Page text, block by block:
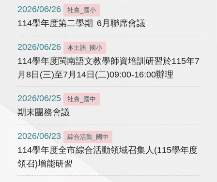
2026/06/26 社會_國小
114學年度第二學期 6月聯席會議
2026/06/26 本土語_國小
114學年度閩南語文教學師資培訓研習於115年7
月8日(三)至7月14日(二)09:00-16:00辦理
2026/06/25 社會_國中
期末團務會議
2026/06/23 綜合活動_國中
114學年度全市綜合活動領域召集人(115學年度
領召)增能研習